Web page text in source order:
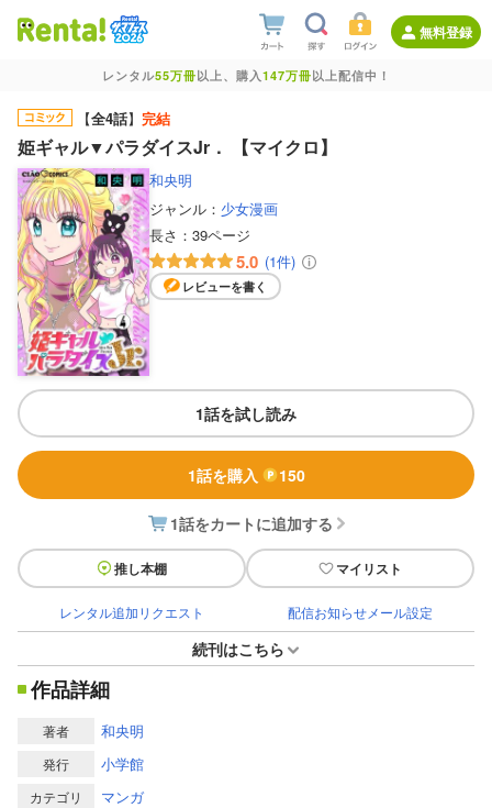
無料登録
レンタル55万冊以上、購入147万冊以上配信中！
【全4話】 完結
姫ギャル▼パラダイスJr． 【マイクロ】
和央明
ジャンル： 少女漫画
長さ： 39ページ
5.0 (1件)
レビューを書く
1話を試し読み
1話を購入 150
1話をカートに追加する
推し本棚 マイリスト
レンタル追加リクエスト 配信お知らせメール設定
続刊はこちら
作品詳細
著者 和央明
発行 小学館
カテゴリ マンガ